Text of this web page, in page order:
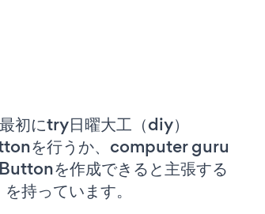
初にtry日曜大工（diy）
を行うか、computer guru
を作成できると主張する
持っています。